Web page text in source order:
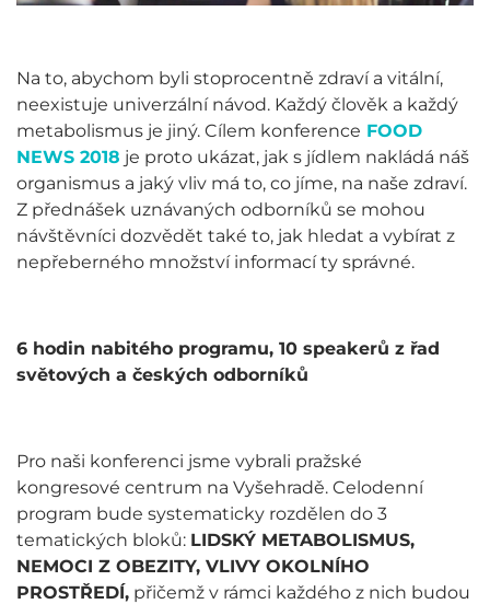
Na to, abychom byli stoprocentně zdraví a vitální,
neexistuje univerzální návod. Každý člověk a každý
metabolismus je jiný. Cílem konference FOOD
NEWS 2018 je proto ukázat, jak s jídlem nakládá náš
organismus a jaký vliv má to, co jíme, na naše zdraví.
Z přednášek uznávaných odborníků se mohou
návštěvníci dozvědět také to, jak hledat a vybírat z
nepřeberného množství informací ty správné.
6 hodin nabitého programu, 10 speakerů z řad
světových a českých odborníků
Pro naši konferenci jsme vybrali pražské
kongresové centrum na Vyšehradě. Celodenní
program bude systematicky rozdělen do 3
tematických bloků: LIDSKÝ METABOLISMUS,
NEMOCI Z OBEZITY, VLIVY OKOLNÍHO
PROSTŘEDÍ, přičemž v rámci každého z nich budou